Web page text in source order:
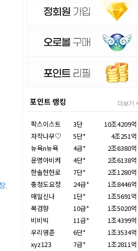
.
포인트 랭킹 더보기
팍스이스트 3단
10조4209억
자작나무♡
5단*
4조251억
뉴욕n뉴욕
4급*
2조6380억
운명아비켜
4단*
2조6138억
한솔현현로
7단*
2조1280억
충청도요정
24급*
1조8446억
매일신나
1단*
1조5691억
목검향
10급*
1조5020억
비비빅
11급*
1조4399억
우리영준
6단*
1조3534억
xyz123
7급*
1조2811억